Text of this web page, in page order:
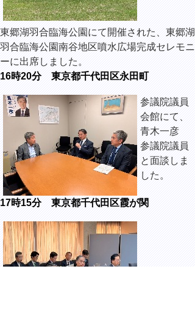
東郷湖羽合臨海公園にて開催された、東郷湖
羽合臨海公園南谷地区噴水広場完成セレモニ
ーに出席しました。
16時20分 東京都千代田区永田町
参議院議員
会館にて、
青木一彦
参議院議員
と面談しま
した。
17時15分 東京都千代田区霞が関